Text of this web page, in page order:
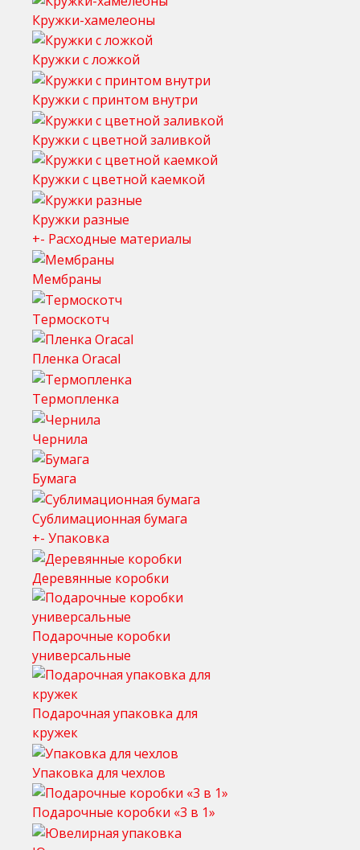
Кружки-хамелеоны
Кружки с ложкой
Кружки с принтом внутри
Кружки с цветной заливкой
Кружки с цветной каемкой
Кружки разные
+- Расходные материалы
Мембраны
Термоскотч
Пленка Oracal
Термопленка
Чернила
Бумага
Сублимационная бумага
+- Упаковка
Деревянные коробки
Подарочные коробки
универсальные
Подарочная упаковка для
кружек
Упаковка для чехлов
Подарочные коробки «3 в 1»